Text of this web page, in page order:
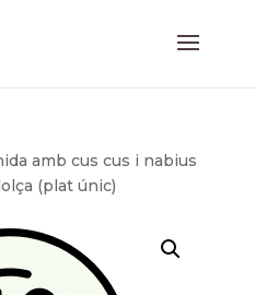
amb cus cus i nabius
(plat únic)